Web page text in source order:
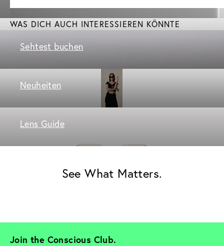
WAS DICH AUCH INTERESSIEREN KÖNNTE
Sehtest buchen
Neuheiten
Lens Guide
See What Matters.
Join the Conscious Club.